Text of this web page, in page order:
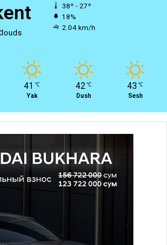
38º - 27º
18%
2.04 km/h
41 ℃
Yak
42 ℃
Dush
43 ℃
Sesh